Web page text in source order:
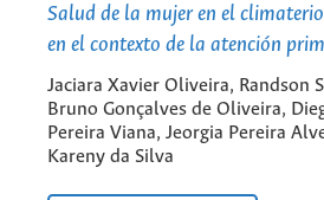
Salud de la mujer en el
en el contexto de la atención
Jaciara Xavier Oliveira, Randson
Bruno Gonçalves de Oliveira,
Pereira Viana, Jeorgia Pereira
Kareny da Silva